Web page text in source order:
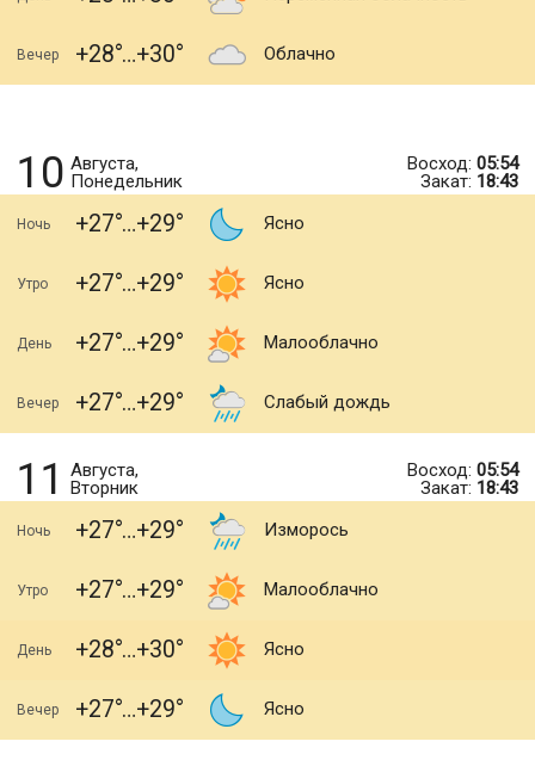
Вечер +28 +30 Облачно
10 Августа,
Понедельник
Восход: 05:54
Закат: 18:43
Ночь +27 +29 Ясно
Утро +27 +29 Ясно
День +27 +29 Малооблачно
Вечер +27 +29 Слабый дождь
11
Августа,
Вторник
Восход: 05:54
Закат: 18:43
Ночь +27 +29 Изморось
Утро +27 +29 Малооблачно
День +28 +30 Ясно
Вечер +27 +29 Ясно